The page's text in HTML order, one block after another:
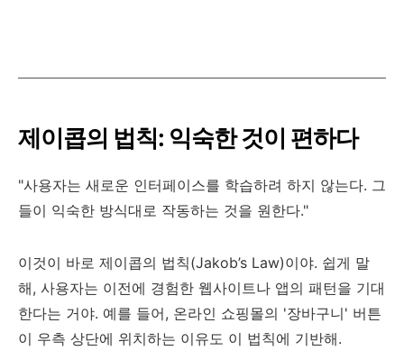
제이콥의 법칙: 익숙한 것이 편하다
"사용자는 새로운 인터페이스를 학습하려 하지 않는다. 그
들이 익숙한 방식대로 작동하는 것을 원한다."
이것이 바로 제이콥의 법칙(Jakob’s Law)이야. 쉽게 말
해, 사용자는 이전에 경험한 웹사이트나 앱의 패턴을 기대
한다는 거야. 예를 들어, 온라인 쇼핑몰의 '장바구니' 버튼
이 우측 상단에 위치하는 이유도 이 법칙에 기반해.